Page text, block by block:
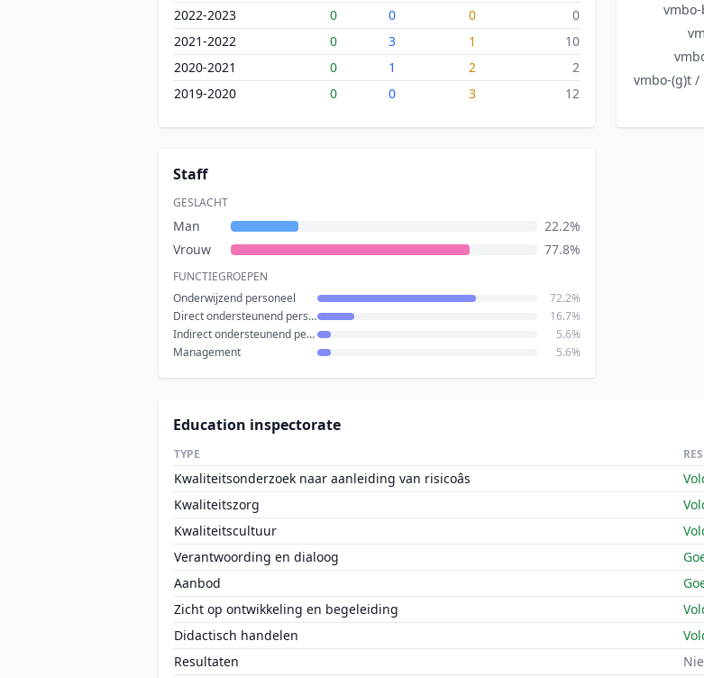
2022-2023
0 0 0
0
2021-2022
0 3 1
10
2020-2021
0 1 2
2
2019-2020
0 0 3 12
vmbo-(g)t /
Staff
GESLACHT
Man
22.2%
Vrouw
77.8%
FUNCTIEGROEPEN
Onderwijzend personeel
72.2%
Direct ondersteunend personeel
16.7%
Indirect ondersteunend personeel
5.6%
Management
5.6%
Education inspectorate
TYPE
Kwaliteitsonderzoek naar aanleiding van risicoâs
Kwaliteitszorg
Kwaliteitscultuur
Verantwoording en dialoog
Aanbod
Zicht op ontwikkeling en begeleiding
Didactisch handelen
Resultaten